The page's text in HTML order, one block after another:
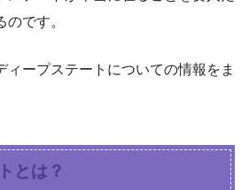
です。
ィープステートについての情報をま
とは？